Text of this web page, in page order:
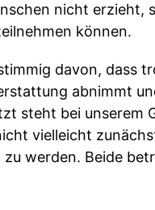
nicht erzieht,
können.
davon, dass
abnimmt
steht bei unserem
vielleicht
werden. Beide